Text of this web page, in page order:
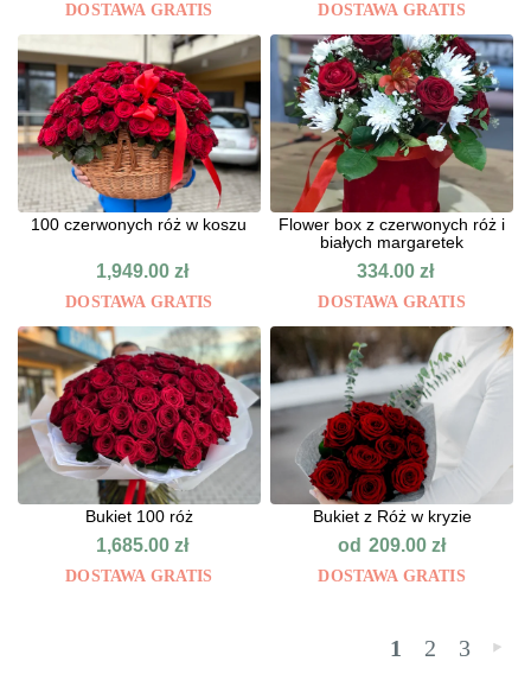
DOSTAWA GRATIS DOSTAWA GRATIS
100 czerwonych róż w koszu
1,949.00zł
DOSTAWA GRATIS
Flower box z czerwonych róż i
białych margaretek
334.00zł
DOSTAWA GRATIS
Bukiet 100 róż
1,685.00zł
DOSTAWA GRATIS
Bukiet z Róż w kryzie
od 209.00zł
DOSTAWA GRATIS
1 2 3 »